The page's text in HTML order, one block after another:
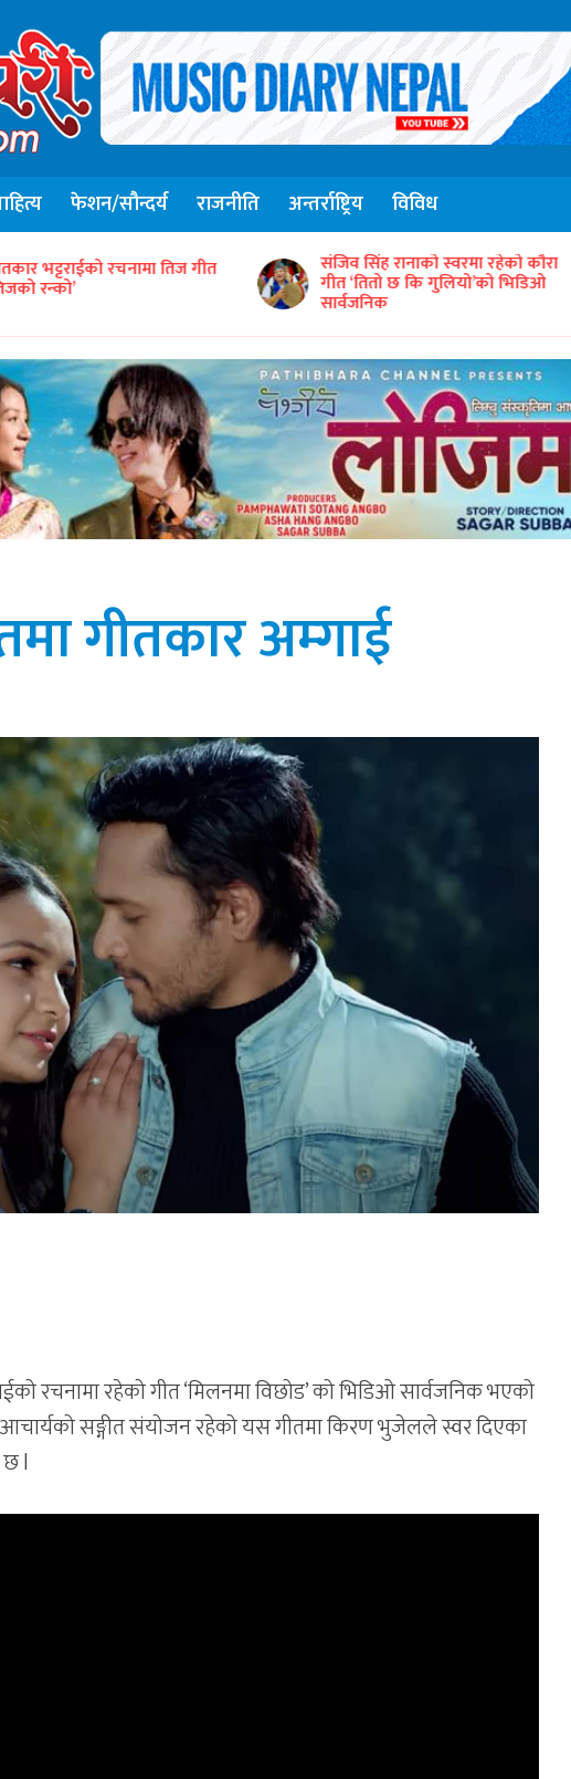
फेशन/सौन्दर्य राजनीति अन्तर्राष्ट्रिय विविध
भट्टराईको रचनामा तिज गीत
रन्को’
संजिव सिंह रानाको स्वरमा रहेको कौरा
गीत ‘तितो छ कि गुलियो’को भिडिओ
सार्वजनिक
गीतकार अम्गाई
रचनामा रहेको गीत ‘मिलनमा विछोड’ को भिडिओ सार्वजनिक भएको
आचार्यको सङ्गीत संयोजन रहेको यस गीतमा किरण भुजेलले स्वर दिएका
छ l